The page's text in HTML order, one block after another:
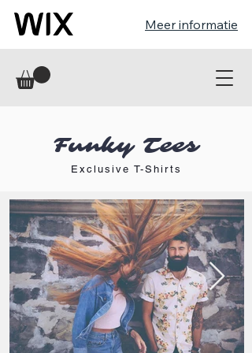
Meer informatie